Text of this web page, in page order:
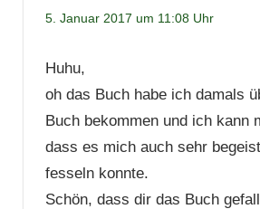
5. Januar 2017 um 11:08 Uhr
Huhu,
oh das Buch habe ich damals
Buch bekommen und ich kann
dass es mich auch sehr
fesseln konnte.
Schön, dass dir das Buch